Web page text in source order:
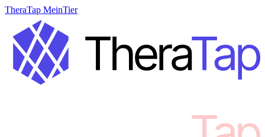
TheraTap MeinTier